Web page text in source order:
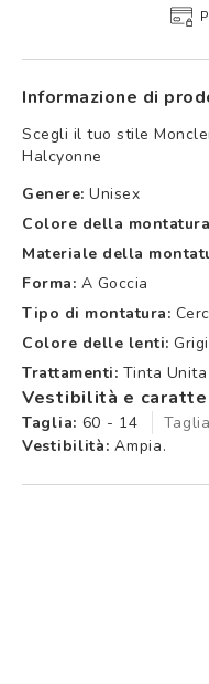
Informazione di
Scegli il tuo stile
Halcyonne
Genere: Unisex
Colore della
Materiale della
Forma: A Goccia
Tipo di montatura:
Colore delle lenti:
Trattamenti: Tinta Unita
Vestibilità e
Taglia: 60 - 14
Vestibilità: Ampia.